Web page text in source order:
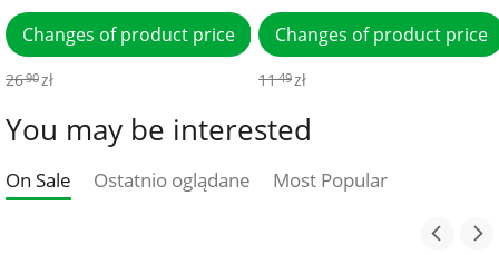
Changes of product price
2690zł
Changes of product price
1149zł
You may be interested
On Sale Ostatnio oglądane Most Popular